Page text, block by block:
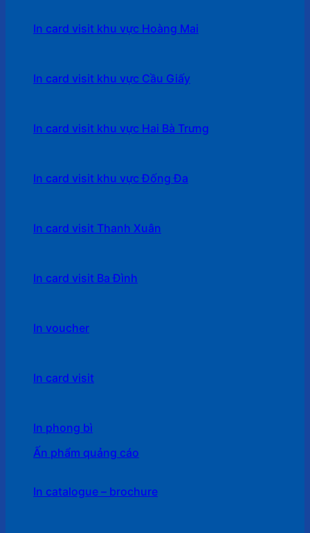
In card visit khu vực Hoàng Mai
In card visit khu vực Cầu Giấy
In card visit khu vực Hai Bà Trưng
In card visit khu vực Đống Đa
In card visit Thanh Xuân
In card visit Ba Đình
In voucher
In card visit
In phong bì
Ấn phẩm quảng cáo
In catalogue – brochure